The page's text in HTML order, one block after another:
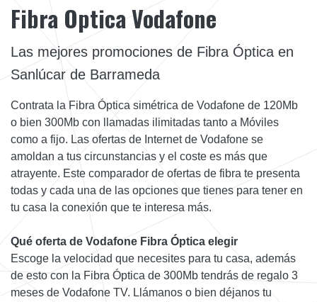
Fibra Optica Vodafone
Las mejores promociones de Fibra Óptica en
Sanlúcar de Barrameda
Contrata la Fibra Óptica simétrica de Vodafone de 120Mb
o bien 300Mb con llamadas ilimitadas tanto a Móviles
como a fijo. Las ofertas de Internet de Vodafone se
amoldan a tus circunstancias y el coste es más que
atrayente. Este comparador de ofertas de fibra te presenta
todas y cada una de las opciones que tienes para tener en
tu casa la conexión que te interesa más.
Qué oferta de Vodafone Fibra Óptica elegir
Escoge la velocidad que necesites para tu casa, además
de esto con la Fibra Óptica de 300Mb tendrás de regalo 3
meses de Vodafone TV. Llámanos o bien déjanos tu